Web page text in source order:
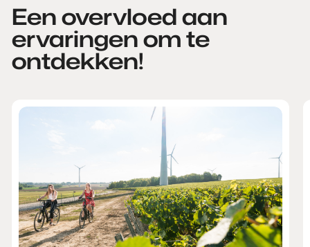
Een overvloed aan
ervaringen om te
ontdekken!